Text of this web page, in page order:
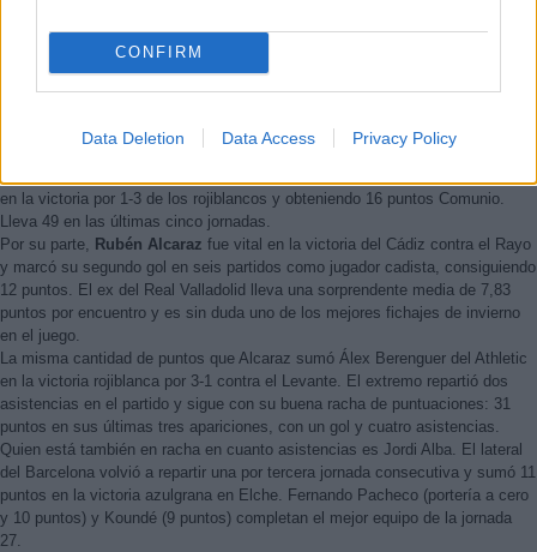
CONFIRM
Data Deletion Data Access Privacy Policy
de la jornada 26 de Comunio. ¡A
fue otro de los nombres destacados del fin de semana. El
en la victoria por 1-3 de los rojiblancos y obteniendo 16 puntos Comunio.
Lleva 49 en las últimas cinco jornadas.
Por su parte, Rubén Alcaraz fue vital en la victoria del Cádiz contra el Rayo
y marcó su segundo gol en seis partidos como jugador cadista, consiguiendo
12 puntos. El ex del Real Valladolid lleva una sorprendente media de 7,83
puntos por encuentro y es sin duda uno de los mejores fichajes de invierno
en el juego.
La misma cantidad de puntos que Alcaraz sumó Álex Berenguer del Athletic
en la victoria rojiblanca por 3-1 contra el Levante. El extremo repartió dos
asistencias en el partido y sigue con su buena racha de puntuaciones: 31
puntos en sus últimas tres apariciones, con un gol y cuatro asistencias.
Quien está también en racha en cuanto asistencias es Jordi Alba. El lateral
del Barcelona volvió a repartir una por tercera jornada consecutiva y sumó 11
puntos en la victoria azulgrana en Elche. Fernando Pacheco (portería a cero
y 10 puntos) y Koundé (9 puntos) completan el mejor equipo de la jornada
27.